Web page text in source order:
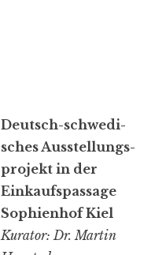
i
s
Deutsch-schwe­di­
sches Ausstel­lungs­
projekt in der
Einkaufs­passage
Sophi­enhof Kiel
Kurator: Dr. Martin